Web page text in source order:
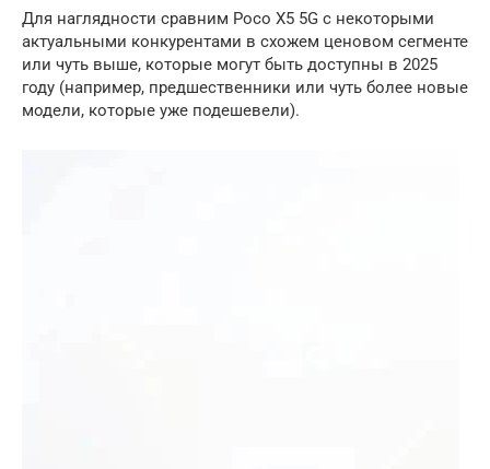
Для наглядности сравним Poco X5 5G с некоторыми
актуальными конкурентами в схожем ценовом сегменте
или чуть выше, которые могут быть доступны в 2025
году (например, предшественники или чуть более новые
модели, которые уже подешевели).